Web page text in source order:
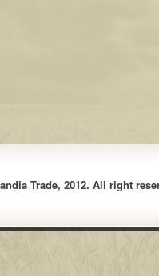
Trade, 2012. All right